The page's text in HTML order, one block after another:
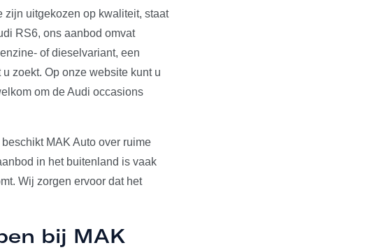
uitgekozen op kwaliteit, staat
RS6, ons aanbod omvat
of dieselvariant, een
zoekt. Op onze website kunt u
om de Audi occasions
MAK Auto over ruime
in het buitenland is vaak
Wij zorgen ervoor dat het
bij MAK